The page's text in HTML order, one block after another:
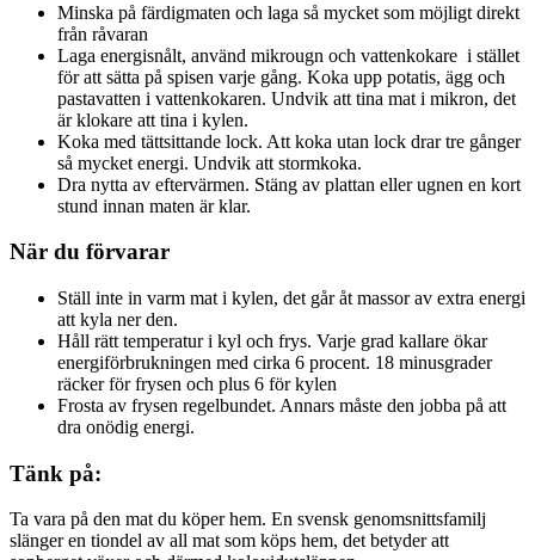
Minska på färdigmaten och laga så mycket som möjligt direkt
från råvaran
Laga energisnålt, använd mikrougn och vattenkokare i stället
för att sätta på spisen varje gång. Koka upp potatis, ägg och
pastavatten i vattenkokaren. Undvik att tina mat i mikron, det
är klokare att tina i kylen.
Koka med tättsittande lock. Att koka utan lock drar tre gånger
så mycket energi. Undvik att stormkoka.
Dra nytta av eftervärmen. Stäng av plattan eller ugnen en kort
stund innan maten är klar.
När du förvarar
Ställ inte in varm mat i kylen, det går åt massor av extra energi
att kyla ner den.
Håll rätt temperatur i kyl och frys. Varje grad kallare ökar
energiförbrukningen med cirka 6 procent. 18 minusgrader
räcker för frysen och plus 6 för kylen
Frosta av frysen regelbundet. Annars måste den jobba på att
dra onödig energi.
Tänk på:
Ta vara på den mat du köper hem. En svensk genomsnittsfamilj
slänger en tiondel av all mat som köps hem, det betyder att